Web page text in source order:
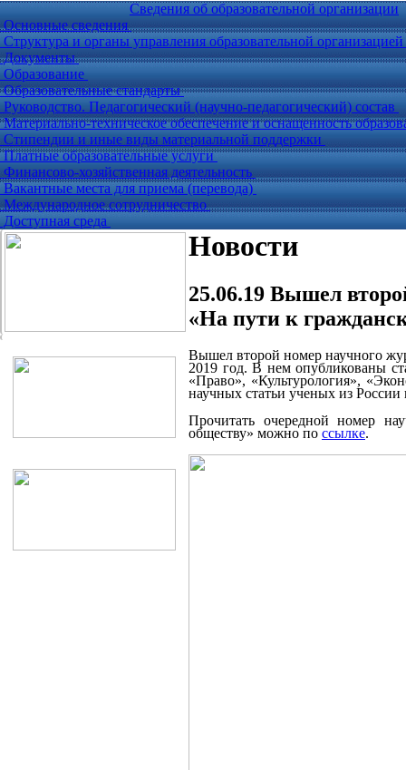
Сведения об образовательной организации
Основные сведения
Структура и органы управления образовательной организацией
Документы
Образование
Образовательные стандарты
Руководство. Педагогический (научно-педагогический) состав
Материально-техническое обеспечение и оснащенность
Стипендии и иные виды материальной поддержки
Платные образовательные услуги
Финансово-хозяйственная деятельность
Вакантные места для приема (перевода)
Международное сотрудничество
Доступная среда
Новости
25.06.19 Вышел
«На пути к
Вышел второй номер научного
2019 год. В нем опубликованы
«Право», «Культурология»,
научных статьи ученых из России
Прочитать очередной номер
обществу» можно по ссылке.